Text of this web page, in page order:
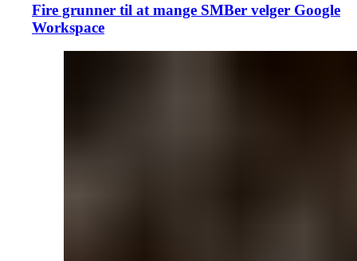
Fire grunner til at mange SMBer velger Google
Workspace